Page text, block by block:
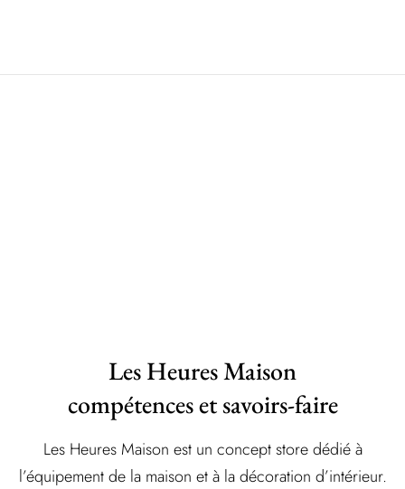
Les Heures Maison
compétences et savoirs-faire
Les Heures Maison est un concept store dédié à
l’équipement de la maison et à la décoration d’intérieur.